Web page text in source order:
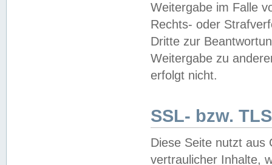
Weitergabe im Falle
Rechts- oder
Dritte zur
Weitergabe zu
erfolgt nicht.
SSL- bzw.
Diese Seite nutzt aus
vertraulicher Inhalte,